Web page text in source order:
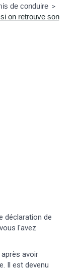
de conduire >
on retrouve son
déclaration de
l'avez
avoir
Il est devenu